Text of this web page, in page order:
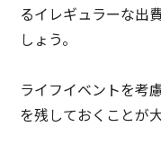
るイレギュラーな出
しょう。
ライフイベントを考
を残しておくことが